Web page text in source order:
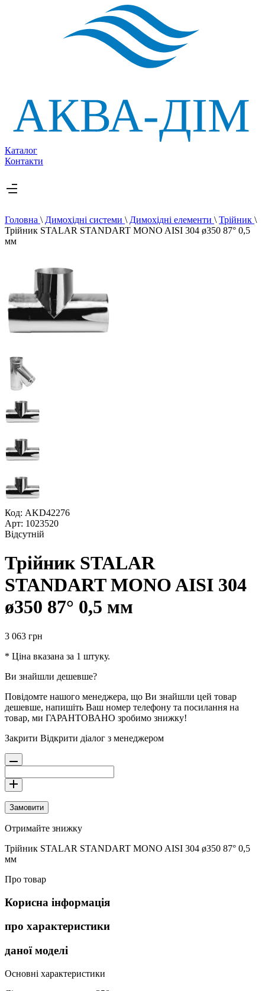
Каталог
Контакти
Головна \ Димохідні системи \ Димохідні елементи \ Трійник \
Трійник STALAR STANDART MONO AISI 304 ø350 87° 0,5
мм
Код: AKD42276
Арт: 1023520
Відсутній
Трійник STALAR
STANDART MONO AISI 304
ø350 87° 0,5 мм
3 063 грн
* Ціна вказана за 1 штуку.
Ви знайшли дешевше?
Повідомте нашого менеджера, що Ви знайшли цей товар
дешевше, напишіть Ваш номер телефону та посилання на
товар, ми ГАРАНТОВАНО зробимо знижку!
Закрити Відкрити діалог з менеджером
Замовити
Отримайте знижку
Трійник STALAR STANDART MONO AISI 304 ø350 87° 0,5
мм
Про товар
Корисна інформація
про характеристики
даної моделі
Основні характеристики